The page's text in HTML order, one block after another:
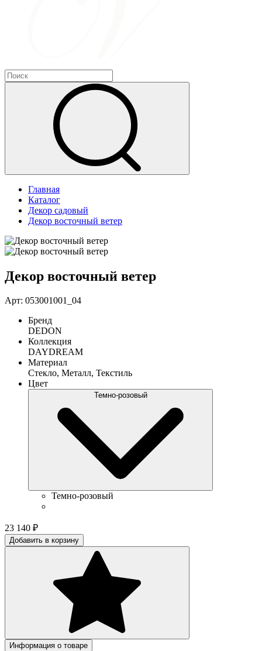
Главная
Каталог
Декор садовый
Декор восточный ветер
Декор восточный ветер
Арт: 053001001_04
Бренд
DEDON
Коллекция
DAYDREAM
Материал
Стекло, Металл, Текстиль
Цвет
Темно-розовый
Темно-розовый
23 140 ₽
Добавить в корзину
Информация о товаре